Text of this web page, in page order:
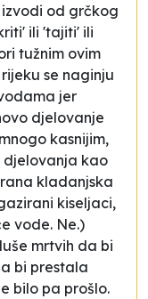
od grčkog
ili 'tajiti' ili
tužnim ovim
se naginju
jer
djelovanje
kasnijim,
djelovanja kao
kladanjska
kiseljaci,
vode. Ne.)
mrtvih da bi
bi prestala
bilo pa prošlo.